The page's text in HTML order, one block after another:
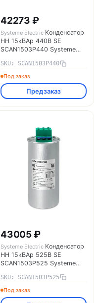
42273 ₽
Systeme Electric Конденсатор
НН 15кВАр 440В SE
SCAN1503P440 Systeme
SKU: SCAN1503P440
Под заказ
Предзаказ
43005 ₽
Systeme Electric Конденсатор
НН 15кВАр 525В SE
SCAN1503P525 Systeme
SKU: SCAN1503P525
Под заказ